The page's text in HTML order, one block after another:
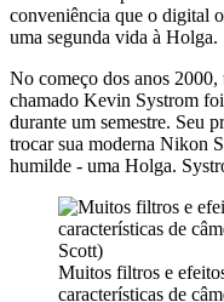
conveniência que o digital
uma segunda vida à Holga.
No começo dos anos
chamado Kevin Systrom
durante um semestre. Seu
trocar sua moderna Nikon
humilde - uma Holga.
Muitos filtros e
características de